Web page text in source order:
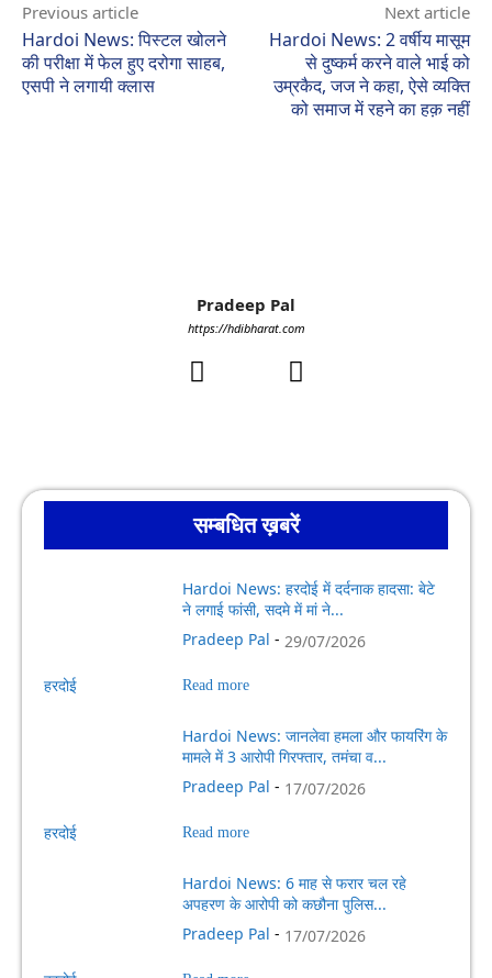
Previous article
Hardoi News: पिस्टल खोलने
की परीक्षा में फेल हुए दरोगा साहब,
एसपी ने लगायी क्लास
Next article
Hardoi News: 2 वर्षीय मासूम
से दुष्कर्म करने वाले भाई को
उम्रकैद, जज ने कहा, ऐसे व्यक्ति
को समाज में रहने का हक़ नहीं
Pradeep Pal
https://hdibharat.com
सम्बधित ख़बरें
हरदोई
Hardoi News: हरदोई में दर्दनाक हादसा: बेटे
ने लगाई फांसी, सदमे में मां ने...
Pradeep Pal - 29/07/2026
Read more
हरदोई
Hardoi News: जानलेवा हमला और फायरिंग के
मामले में 3 आरोपी गिरफ्तार, तमंचा व...
Pradeep Pal - 17/07/2026
Read more
Hardoi News: 6 माह से फरार चल रहे
अपहरण के आरोपी को कछौना पुलिस...
Pradeep Pal - 17/07/2026